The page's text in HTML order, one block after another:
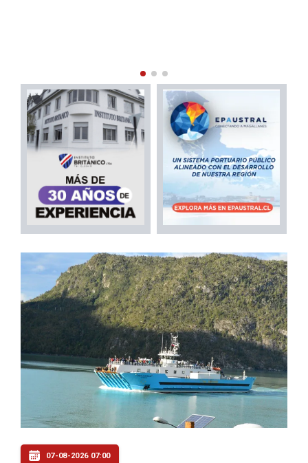
07-08-2026 07:00